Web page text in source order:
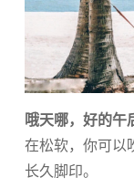
哦天哪，好的午
在松软，你可以
长久脚印。